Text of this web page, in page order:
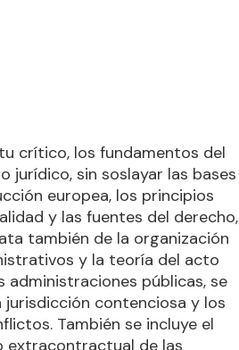
crítico, los fundamentos del
jurídico, sin soslayar las bases
europea, los principios
y las fuentes del derecho,
también de la organización
y la teoría del acto
públicas, se
contenciosa y los
También se incluye el